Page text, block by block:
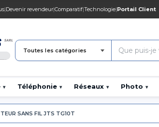
|Devenir revendeur|Comparatif|Technologie|Portail Client
Toutes les catégories
▾ Téléphonie ▾ Réseaux ▾ Photo ▾
SANS FIL JTS TG10T